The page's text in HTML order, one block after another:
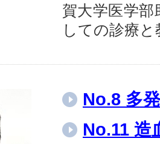
賀大学医学
しての診療
No.8 多
No.11 造